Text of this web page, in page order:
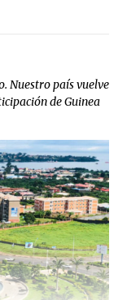
Nuestro país vuelve
de Guinea